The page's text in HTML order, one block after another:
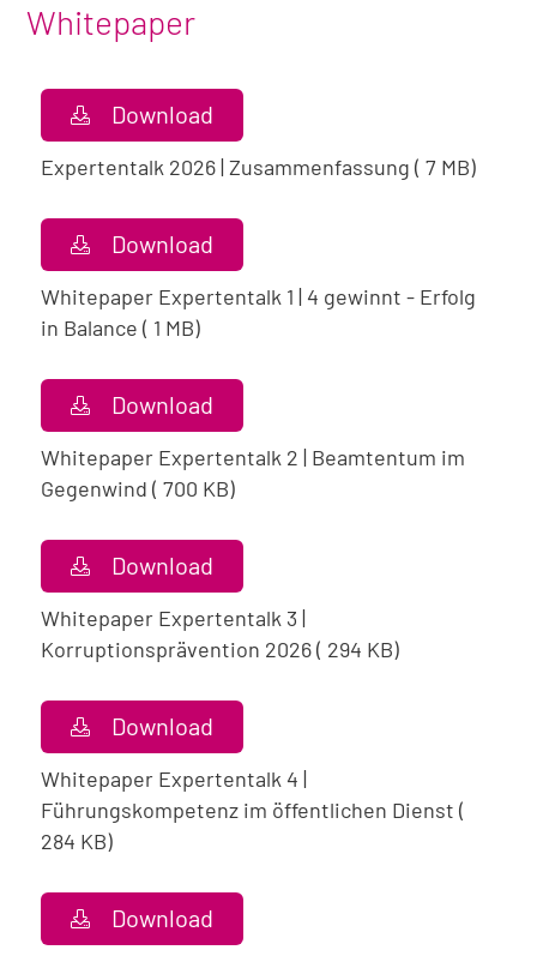
Whitepaper
Download
Expertentalk 2026 | Zusammenfassung ( 7 MB)
Download
Whitepaper Expertentalk 1 | 4 gewinnt - Erfolg
in Balance ( 1 MB)
Download
Whitepaper Expertentalk 2 | Beamtentum im
Gegenwind ( 700 KB)
Download
Whitepaper Expertentalk 3 |
Korruptionsprävention 2026 ( 294 KB)
Download
Whitepaper Expertentalk 4 |
Führungskompetenz im öffentlichen Dienst (
284 KB)
Download